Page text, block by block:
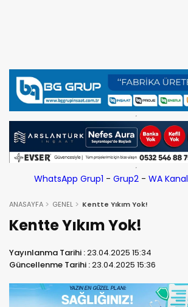
WhatsApp Grup1 - Grup2- WA Kanal
ANASAYFA GENEL Kentte Yıkım Yok!
Kentte Yıkım Yok!
Yayınlanma Tarihi :23.04.2025 15:34
Güncellenme Tarihi :23.04.2025 15:36